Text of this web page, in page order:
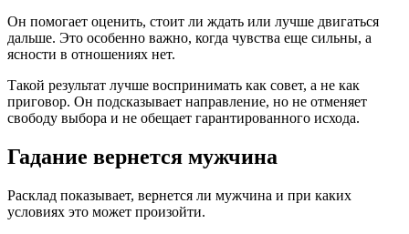
Он помогает оценить, стоит ли ждать или лучше двигаться
дальше. Это особенно важно, когда чувства еще сильны, а
ясности в отношениях нет.
Такой результат лучше воспринимать как совет, а не как
приговор. Он подсказывает направление, но не отменяет
свободу выбора и не обещает гарантированного исхода.
Гадание вернется мужчина
Расклад показывает, вернется ли мужчина и при каких
условиях это может произойти.